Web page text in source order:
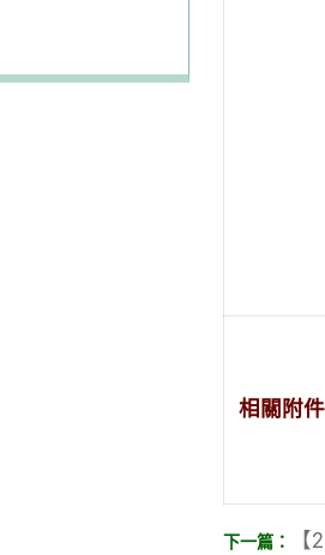
相關附件
【